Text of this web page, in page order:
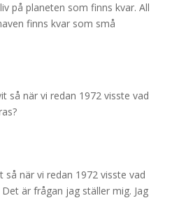
på planeten som finns kvar. All
finns kvar som små
så när vi redan 1972 visste vad
så när vi redan 1972 visste vad
är frågan jag ställer mig. Jag